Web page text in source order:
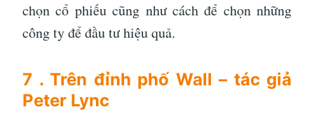
chọn cổ phiếu cũng như cách để chọn những
công ty để đầu tư hiệu quả.
7 . Trên đỉnh phố Wall – tác giả
Peter Lync